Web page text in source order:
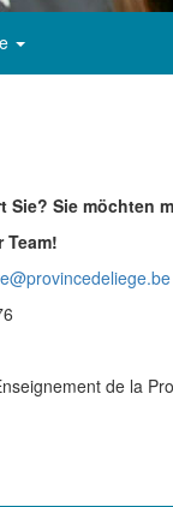
Sie? Sie möchten
Team!
de la